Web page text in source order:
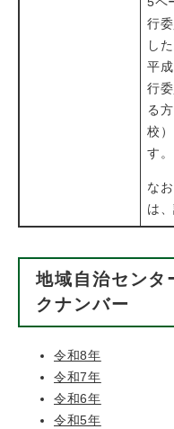
行
し
平
行
る
校
す。
な
は
地域自治センタ
クナンバー
令和8年
令和7年
令和6年
令和5年